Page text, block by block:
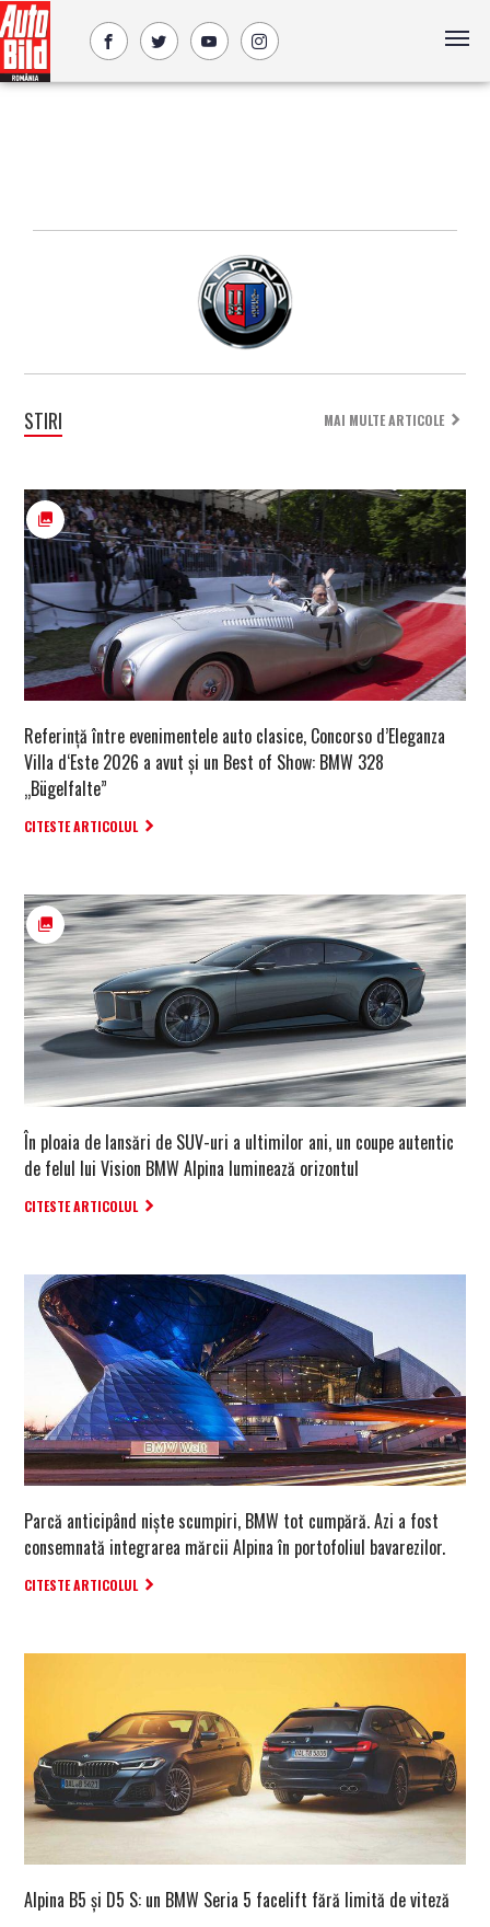
STIRI MAI MULTE ARTICOLE
Referință între evenimentele auto clasice, Concorso d’Eleganza
Villa d‘Este 2026 a avut și un Best of Show: BMW 328
„Bügelfalte”
CITESTE ARTICOLUL
În ploaia de lansări de SUV-uri a ultimilor ani, un coupe autentic
de felul lui Vision BMW Alpina luminează orizontul
CITESTE ARTICOLUL
Parcă anticipând niște scumpiri, BMW tot cumpără. Azi a fost
consemnată integrarea mărcii Alpina în portofoliul bavarezilor.
CITESTE ARTICOLUL
Alpina B5 și D5 S: un BMW Seria 5 facelift fără limită de viteză